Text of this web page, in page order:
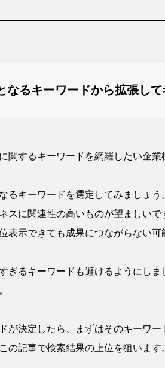
るキーワードから拡張して
関するキーワードを網羅したい企業
るキーワードを選定してみましょう。
スに関連性の高いものが望ましい
表示できても成果につながらない
ぎるキーワードも避けるようにし
が決定したら、まずはそのキーワー
の記事で検索結果の上位を狙います。